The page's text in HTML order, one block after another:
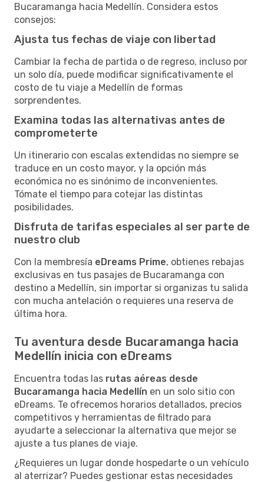
Bucaramanga hacia Medellín. Considera estos
consejos:
Ajusta tus fechas de viaje con libertad
Cambiar la fecha de partida o de regreso, incluso por
un solo día, puede modificar significativamente el
costo de tu viaje a Medellín de formas
sorprendentes.
Examina todas las alternativas antes de
comprometerte
Un itinerario con escalas extendidas no siempre se
traduce en un costo mayor, y la opción más
económica no es sinónimo de inconvenientes.
Tómate el tiempo para cotejar las distintas
posibilidades.
Disfruta de tarifas especiales al ser parte de
nuestro club
Con la membresía eDreams Prime, obtienes rebajas
exclusivas en tus pasajes de Bucaramanga con
destino a Medellín, sin importar si organizas tu salida
con mucha antelación o requieres una reserva de
última hora.
Tu aventura desde Bucaramanga hacia
Medellín inicia con eDreams
Encuentra todas las rutas aéreas desde
Bucaramanga hacia Medellín en un solo sitio con
eDreams. Te ofrecemos horarios detallados, precios
competitivos y herramientas de filtrado para
ayudarte a seleccionar la alternativa que mejor se
ajuste a tus planes de viaje.
¿Requieres un lugar donde hospedarte o un vehículo
al aterrizar? Puedes gestionar estas necesidades